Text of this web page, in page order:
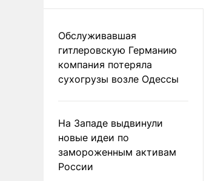
Обслуживавшая
гитлеровскую Германию
компания потеряла
сухогрузы возле Одессы
На Западе выдвинули
новые идеи по
замороженным активам
России